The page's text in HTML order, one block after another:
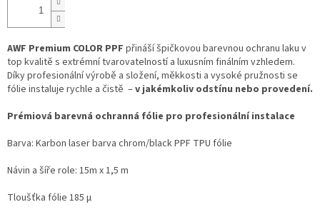
AWF Premium COLOR PPF přináší špičkovou barevnou ochranu laku v
top kvalitě s extrémní tvarovatelností a luxusním finálním vzhledem.
Díky profesionální výrobě a složení, měkkosti a vysoké pružnosti se
fólie instaluje rychle a čistě –v jakémkoliv odstínu nebo provedení.
Prémiová barevná ochranná fólie pro profesionální instalace
Barva: Karbon laser barva chrom/black PPF TPU fólie
Návin a šíře role: 15m x 1,5 m
Tloušťka fólie 185 µ